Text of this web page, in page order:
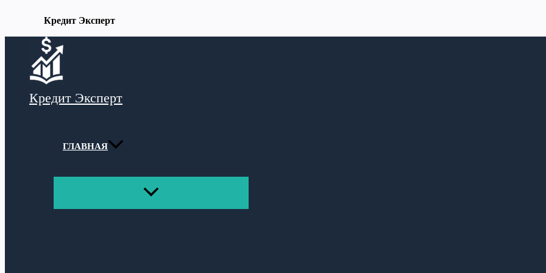
Кредит Эксперт
содержимому
Кредит Эксперт
ГЛАВНАЯ
ПЕРЕКЛЮЧАТЕЛЬ